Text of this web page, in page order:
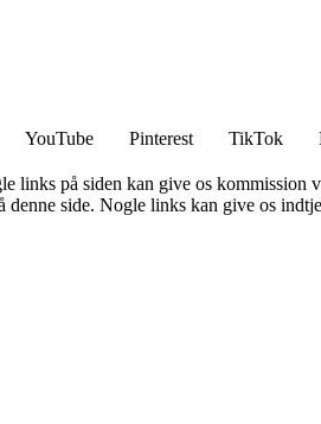
YouTube Pinterest TikTok
links på siden kan give os kommission
side. Nogle links kan give os